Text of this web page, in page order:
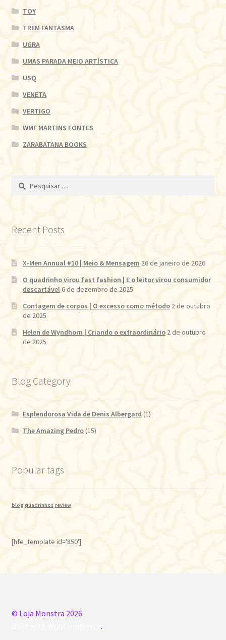
TOY
TREM FANTASMA
UGRA
UMAS PARADA MEIO ARTÍSTICA
USQ
VENETA
VERTIGO
WMF MARTINS FONTES
ZARABATANA BOOKS
Pesquisar
Recent Posts
X-Men Annual #10 | Meio & Mensagem 26 de janeiro de 2026
O quadrinho virou fast fashion | E o leitor virou consumidor
descartável6 de dezembro de 2025
Contagem de corpos | O excesso como método 2 de outubro
de 2025
Helen de Wyndhorn | Criando o extraordinário 2 de outubro
de 2025
Blog Category
Esplendorosa Vida de Denis Albergard (1)
The Amazing Pedro(15)
Popular tags
blog quadrinhos review
[hfe_template id='850']
© Loja Monstra 2026
.